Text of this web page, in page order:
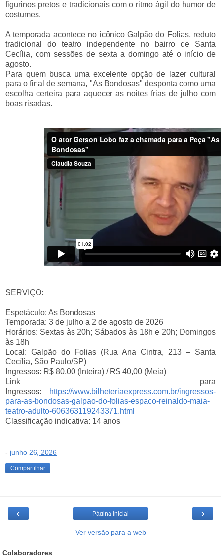
figurinos pretos e tradicionais com o ritmo ágil do humor de
costumes.
A temporada acontece no icônico Galpão do Folias, reduto
tradicional do teatro independente no bairro de Santa
Cecília, com sessões de sexta a domingo até o início de
agosto.
Para quem busca uma excelente opção de lazer cultural
para o final de semana, "As Bondosas" desponta como uma
escolha certeira para aquecer as noites frias de julho com
boas risadas.
SERVIÇO:
Espetáculo: As Bondosas
Temporada: 3 de julho a 2 de agosto de 2026
Horários: Sextas às 20h; Sábados às 18h e 20h; Domingos
às 18h
Local: Galpão do Folias (Rua Ana Cintra, 213 – Santa
Cecília, São Paulo/SP)
Ingressos: R$ 80,00 (Inteira) / R$ 40,00 (Meia)
Link para
Ingressos:
https://www.bilheteriaexpress.com.br/ingressos-
para-as-bondosas-galpao-do-folias-espaco-reinaldo-maia-
teatro-adulto-606363119243371.html
Classificação indicativa: 14 anos
- junho 26, 2026
Compartilhar
‹ ›
Página inicial
Ver versão para a web
Colaboradores